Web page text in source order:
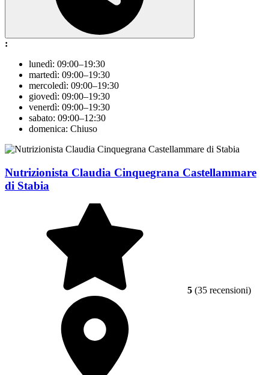
:
lunedì: 09:00–19:30
martedì: 09:00–19:30
mercoledì: 09:00–19:30
giovedì: 09:00–19:30
venerdì: 09:00–19:30
sabato: 09:00–12:30
domenica: Chiuso
Nutrizionista Claudia Cinquegrana Castellammare
di Stabia
5 (35 recensioni)